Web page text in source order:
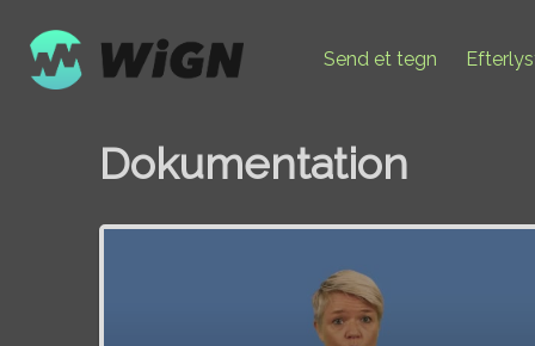
Send et tegn
Dokumentation